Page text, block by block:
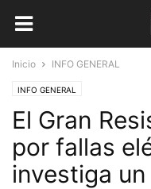
Inicio INFO GENERAL
INFO GENERAL
El Gran
por fallas
investiga